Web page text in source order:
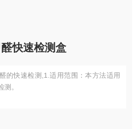
快速检测盒
的快速检测,1.适用范围：本方法适用
。
AHMT（4-氨基-3-联氨-5-巯基-1，2，